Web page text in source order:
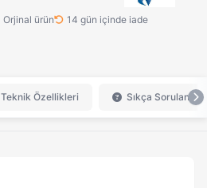
Orjinal ürün 14 gün içinde iade
Teknik Özellikleri Sıkça Sorulan